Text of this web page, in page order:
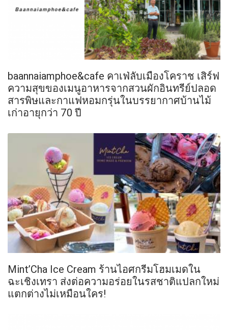
baannaiamphoe&cafe คาเฟ่ลับเมืองโคราช เสิร์ฟ
ความสุขของเมนูอาหารจากสวนผักอินทรีย์ปลอด
สารพิษและกาแฟหอมกรุ่นในบรรยากาศบ้านไม้
เก่าอายุกว่า 70 ปี
Mint’Cha Ice Cream ร้านไอศกรีมโฮมเมดใน
ฉะเชิงเทรา ส่งต่อความอร่อยในรสชาติแปลกใหม่
แตกต่างไม่เหมือนใคร!